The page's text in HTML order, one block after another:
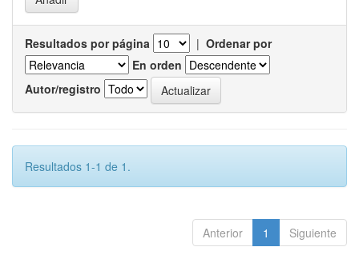
Resultados por página | Ordenar por
En orden
Autor/registro
Resultados 1-1 de 1.
Anterior 1 Siguiente